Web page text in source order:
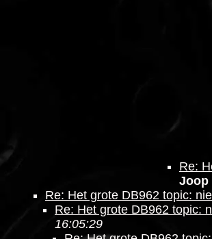
Re:
Joop
Re: Het grote DB962 topic:
Re: Het grote DB962 topic:
16:05:29